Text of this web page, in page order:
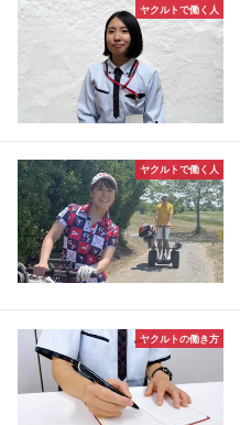
ヤクルトで働く人
ヤクルトで働く人
ヤクルトの働き方